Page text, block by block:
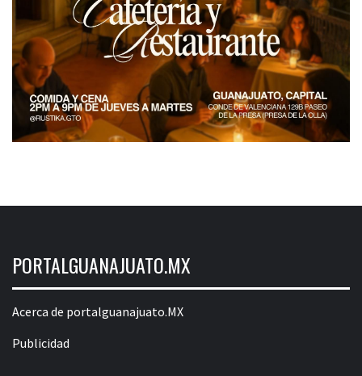
PORTALGUANAJUATO.MX
Acerca de portalguanajuato.MX
Publicidad